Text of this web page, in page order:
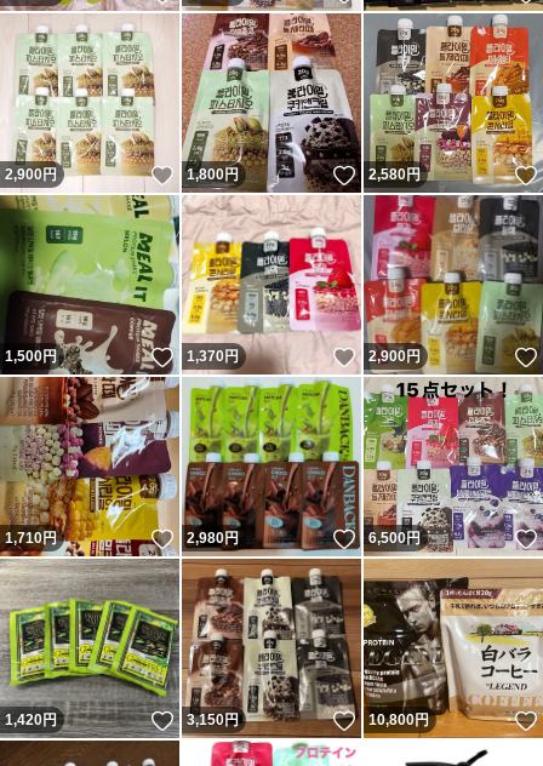
2,900円 いいね！
1,800円 いいね！
2,580円
1,500円 いいね！
1,370円 いいね！
2,900円
1,710円 いいね！
2,980円 いいね！
6,500円
1,420円 いいね！
3,150円 いいね！
10,800円